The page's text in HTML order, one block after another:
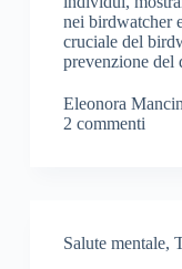
nei birdwatcher
cruciale del
prevenzione del
Eleonora
2 commenti
Salute mentale,